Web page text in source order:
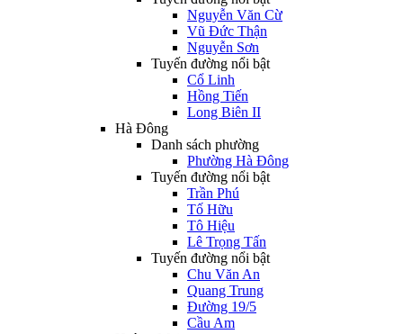
Nguyễn Văn Cừ
Vũ Đức Thận
Nguyễn Sơn
Tuyến đường nổi bật
Cổ Linh
Hồng Tiến
Long Biên II
Hà Đông
Danh sách phường
Phường Hà Đông
Tuyến đường nổi bật
Trần Phú
Tố Hữu
Tô Hiệu
Lê Trọng Tấn
Tuyến đường nổi bật
Chu Văn An
Quang Trung
Đường 19/5
Cầu Am